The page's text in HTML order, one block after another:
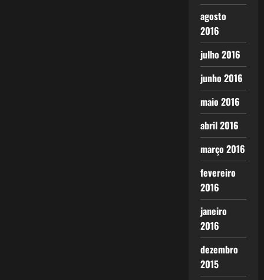
agosto
2016
julho 2016
junho 2016
maio 2016
abril 2016
março 2016
fevereiro
2016
janeiro
2016
dezembro
2015